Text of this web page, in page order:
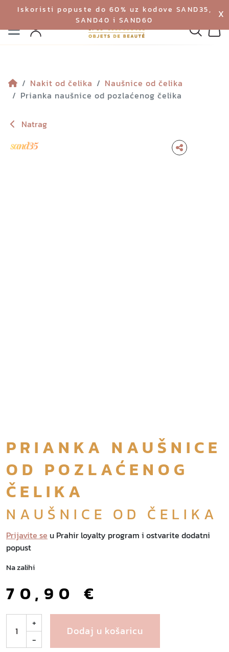
Iskoristi popuste do 60% uz kodove SAND35,
SAND40 i SAND60
X
Izbornik
Profil
Nakit od čelika
Naušnice od čelika
Prianka naušnice od pozlaćenog čelika
Natrag
PRIANKA NAUŠNICE
OD POZLAĆENOG
ČELIKA
NAUŠNICE OD ČELIKA
Prijavite se u Prahir loyalty program i ostvarite dodatni
popust
Na zalihi
70,90€
i
+
-
Dodaj u košaricu